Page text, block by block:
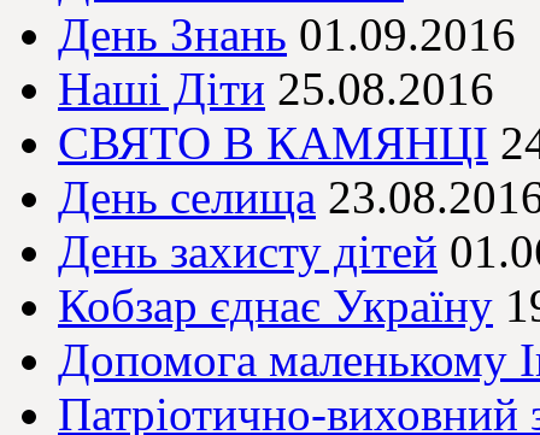
День Знань 01.09.2016
Наші Діти 25.08.2016
СВЯТО В КАМЯНЦІ
День селища
День захисту дітей
Кобзар єднає Україну
Допомога маленькому
Патріотично-виховний